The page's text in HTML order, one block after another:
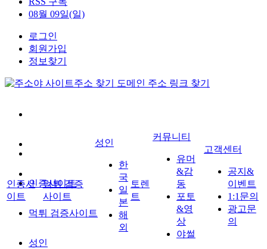
08월 09일(일)
로그인
회원가입
정보찾기
인증사이트
먹튀 검증사이트
성인
인증사
이트
먹튀 검증
사이트
성인
한
국
일
본
해
외
토렌
트
커뮤니티
유머
&감
동
포토
&영
상
야썰
고객센터
공지&
이벤트
1:1문의
광고문
의